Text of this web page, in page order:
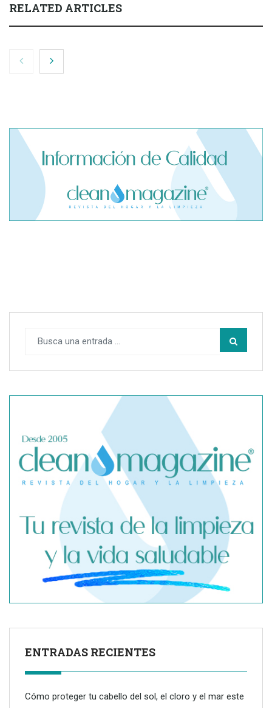
RELATED ARTICLES
El cofundador de Noctorial adquiere Amadeux para
SegurChollo advierte de los límites del seguro médico
privado ante un contagio de hantavirus fuera de España
ENTRADAS RECIENTES
Cómo proteger tu cabello del sol, el cloro y el mar este